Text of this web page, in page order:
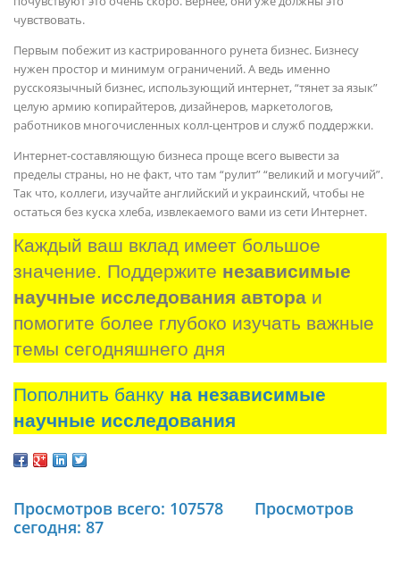
чувствовать.
Первым побежит из кастрированного рунета бизнес. Бизнесу
нужен простор и минимум ограничений. А ведь именно
русскоязычный бизнес, использующий интернет, “тянет за язык”
целую армию копирайтеров, дизайнеров, маркетологов,
работников многочисленных колл-центров и служб поддержки.
Интернет-составляющую бизнеса проще всего вывести за
пределы страны, но не факт, что там “рулит” “великий и могучий”.
Так что, коллеги, изучайте английский и украинский, чтобы не
остаться без куска хлеба, извлекаемого вами из сети Интернет.
Каждый ваш вклад имеет большое
значение. Поддержите независимые
научные исследования автора и
помогите более глубоко изучать важные
темы сегодняшнего дня
Пополнить банку на независимые
научные исследования
Просмотров всего: 107578
Просмотров
сегодня: 87